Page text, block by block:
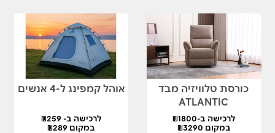
כורסת טלוויזיה מבד
ATLANTIC
לרכישה ב-₪1800
במקום ₪3290
אוהל קמפינג ל-4 אנשים
לרכישה ב- ₪259
במקום ₪289